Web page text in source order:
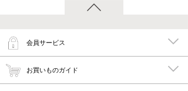
会員サービス
お買いものガイド